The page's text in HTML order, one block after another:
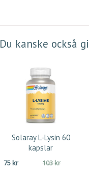
Du kanske också
Solaray L-Lysin 60
kapslar
103krDet
75kr
Det